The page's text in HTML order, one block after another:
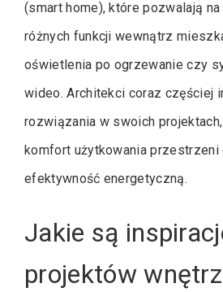
(smart home), które pozwalają
różnych funkcji wewnątrz
oświetlenia po ogrzewanie czy
wideo. Architekci coraz częściej
rozwiązania w swoich
komfort użytkowania przestrzeni
efektywność energetyczną.
Jakie są
projektów